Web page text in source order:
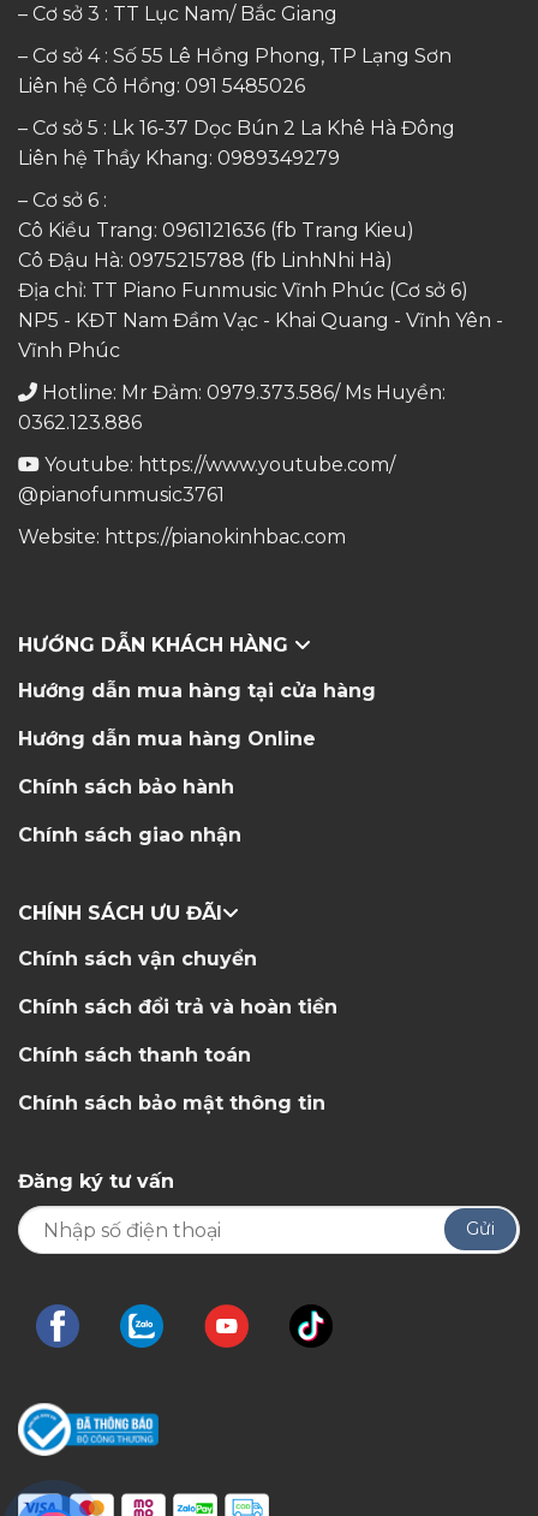
– Cơ sở 3 : TT Lục Nam/ Bắc Giang
– Cơ sở 4 : Số 55 Lê Hồng Phong, TP Lạng Sơn
Liên hệ Cô Hồng: 091 5485026
– Cơ sở 5 : Lk 16-37 Dọc Bún 2 La Khê Hà Đông
Liên hệ Thầy Khang: 0989349279
– Cơ sở 6 :
Cô Kiều Trang: 0961121636 (fb Trang Kieu)
Cô Đậu Hà: 0975215788 (fb LinhNhi Hà)
Địa chỉ: TT Piano Funmusic Vĩnh Phúc (Cơ sở 6)
NP5 - KĐT Nam Đầm Vạc - Khai Quang - Vĩnh Yên -
Vĩnh Phúc
Hotline: Mr Đảm: 0979.373.586/ Ms Huyền:
0362.123.886
Youtube: https://www.youtube.com/
@pianofunmusic3761
Website: https://pianokinhbac.com
HƯỚNG DẪN KHÁCH HÀNG
Hướng dẫn mua hàng tại cửa hàng
Hướng dẫn mua hàng Online
Chính sách bảo hành
Chính sách giao nhận
CHÍNH SÁCH ƯU ĐÃI
Chính sách vận chuyển
Chính sách đổi trả và hoàn tiền
Chính sách thanh toán
Chính sách bảo mật thông tin
Đăng ký tư vấn